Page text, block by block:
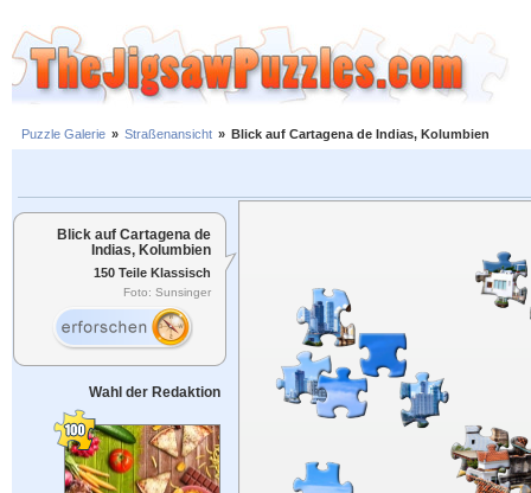
Puzzle Galerie » Straßenansicht » Blick auf Cartagena de Indias, Kolumbien
Blick auf Cartagena de
Indias, Kolumbien
150 Teile Klassisch
Foto: Sunsinger
Wahl der Redaktion